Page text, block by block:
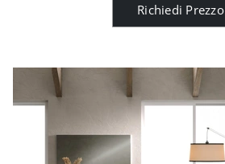
Richiedi Prezzo